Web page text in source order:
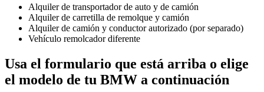
Alquiler de transportador de auto y de camión
Alquiler de carretilla de remolque y camión
Alquiler de camión y conductor autorizado (por separado)
Vehículo remolcador diferente
Usa el formulario que está arriba o elige
el modelo de tu BMW a continuación